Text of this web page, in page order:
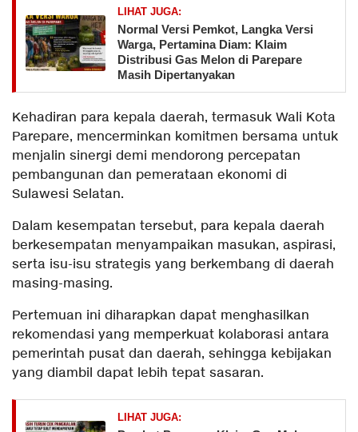
LIHAT JUGA:
Normal Versi Pemkot, Langka Versi
Warga, Pertamina Diam: Klaim
Distribusi Gas Melon di Parepare
Masih Dipertanyakan
Kehadiran para kepala daerah, termasuk Wali Kota
Parepare, mencerminkan komitmen bersama untuk
menjalin sinergi demi mendorong percepatan
pembangunan dan pemerataan ekonomi di
Sulawesi Selatan.
Dalam kesempatan tersebut, para kepala daerah
berkesempatan menyampaikan masukan, aspirasi,
serta isu-isu strategis yang berkembang di daerah
masing-masing.
Pertemuan ini diharapkan dapat menghasilkan
rekomendasi yang memperkuat kolaborasi antara
pemerintah pusat dan daerah, sehingga kebijakan
yang diambil dapat lebih tepat sasaran.
LIHAT JUGA: